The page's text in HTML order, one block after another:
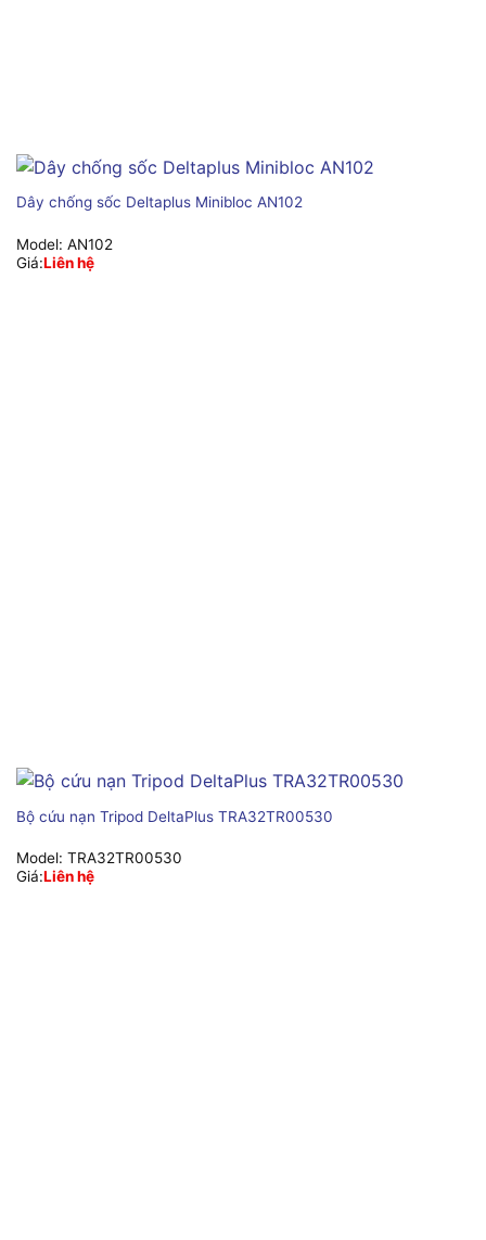
Dây chống sốc Deltaplus Minibloc AN102
Model: AN102
Giá:Liên hệ
Bộ cứu nạn Tripod DeltaPlus TRA32TR00530
Model: TRA32TR00530
Giá:Liên hệ